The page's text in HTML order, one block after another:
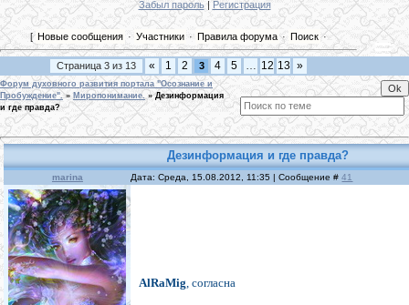
Забыл пароль| Регистрация
[ Новые сообщения · Участники · Правила форума · Поиск·
Страница 3 из 13 « 1 2 3 4 5 … 12 13 »
Форум духовного развития портала "Осознание и
Пробуждение". » Миропонимание. » Дезинформация
и где правда?
Дезинформация и где правда?
marina Дата: Среда, 15.08.2012, 11:35 | Сообщение #41
AlRaMig, согласна